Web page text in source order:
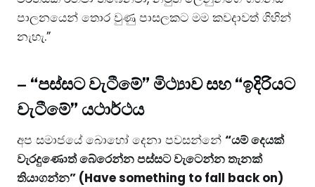
පාලනයෙන් තොර වුණු පාසලකට මම කවදාවත් ගිහින්
නැහැ.”
– “පස්සට වැටීමේ” මිථ්‍යාව සහ “ඉදිරියට
වැටීමේ” යථාර්ථය
අප සමාජයේ බොහෝ දෙනා පවසන්නේ “යම් දෙයක්
වැරදුණොත් බේරෙන්න පස්සට වැටෙන්න තැනක්
තියාගන්න” (Have something to fall back on)